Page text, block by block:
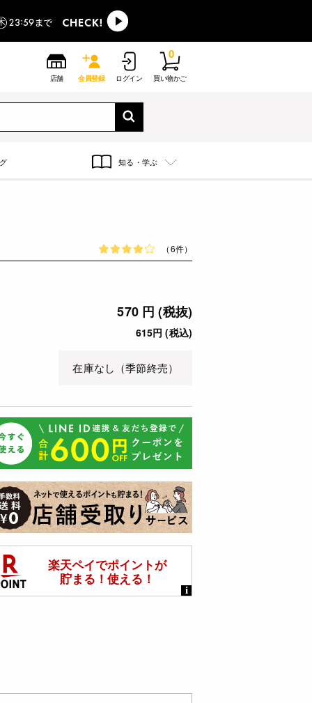
店舗 会員登録 ログイン 買い物かご
0
知る・学ぶ
（6件）
570 円 (税抜)
615円 (税込)
在庫なし（季節終売）